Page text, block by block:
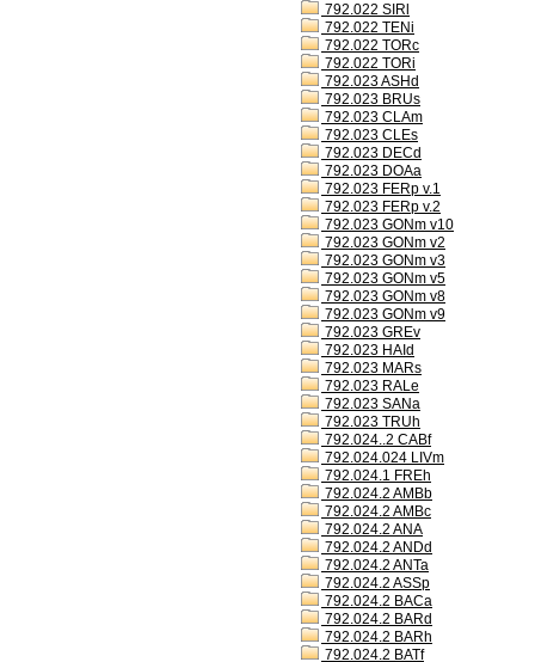
792.022 SIRl
792.022 TENi
792.022 TORc
792.022 TORi
792.023 ASHd
792.023 BRUs
792.023 CLAm
792.023 CLEs
792.023 DECd
792.023 DOAa
792.023 FERp v.1
792.023 FERp v.2
792.023 GONm v10
792.023 GONm v2
792.023 GONm v3
792.023 GONm v5
792.023 GONm v8
792.023 GONm v9
792.023 GREv
792.023 HAId
792.023 MARs
792.023 RALe
792.023 SANa
792.023 TRUh
792.024..2 CABf
792.024.024 LIVm
792.024.1 FREh
792.024.2 AMBb
792.024.2 AMBc
792.024.2 ANA
792.024.2 ANDd
792.024.2 ANTa
792.024.2 ASSp
792.024.2 BACa
792.024.2 BARd
792.024.2 BARh
792.024.2 BATf